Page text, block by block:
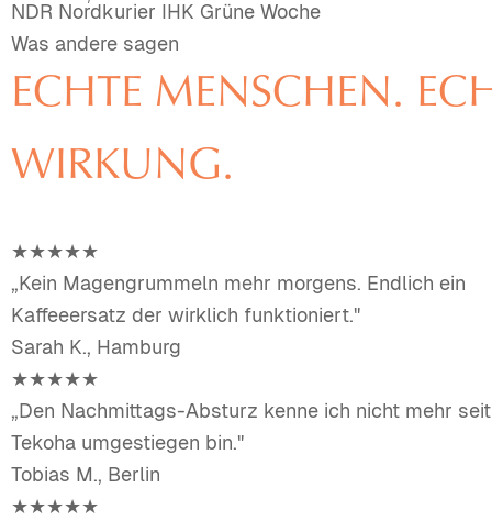
NDR Nordkurier IHK Grüne Woche
Was andere sagen
ECHTE MENSCHEN.
WIRKUNG.
★★★★★
„Kein Magengrummeln mehr morgens. Endlich ein
Kaffeeersatz der wirklich funktioniert."
Sarah K., Hamburg
★★★★★
„Den Nachmittags-Absturz kenne ich nicht mehr
Tekoha umgestiegen bin."
Tobias M., Berlin
★★★★★